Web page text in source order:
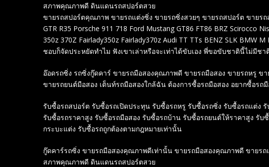
สภาพคุณภาพดี ดินแดนรถสปอร์ตสวย
ขายรถสปอร์ตคุณภาพ ขายรถแต่งซิ่ง ขายรถซิ่งสวยๆ ขายรถสปอร์ต ขายร
GTR R35 Porsche 911 718 Ford Mustang GT86 FT86 BRZ Scirocco
350z 370Z Fairlady350z Fairlady370z Audi TT TTs BENZ SLK BMW M
ชอบก็จัดประหยัดทำไม ฟังเขาเล่าหรือจะเท่าได้ขับเอง พี่ขอขับชาตินี้ไม่มีช
อ๊อดรถซิ่ง รถซิ่งกู๊ดคาร์ ขายรถมือสองคุณภาพดี ขายรถมือสอง ขายรถหรู ข
ขายรถยนต์มือสอง เต็นท์รถมือสองใกล้ฉัน ต้องการซื้อรถมือสอง อยากซื้อรถ
รับซื้อรถสปอร์ต รับซื้อรถเปิดประทุน รับซื้อรถหรู รับซื้อรถซิ่ง รับซื้อรถแต่ง
รับซื้อรถราคาสูง รับซื้อรถมือสอง รับซื้อรถบ้าน รับซื้อรถยนต์ให้ราคาสูง รับ
กระบะแต่ง รับซื้อรถถูกต้องตามกฎหมายเท่านั้น
กู๊ดคาร์รถซิ่ง ขายรถมือสองคุณภาพดีเท่านั้น ขายรถมือสองคุณภาพดี ขาย
สภาพคุณภาพดี ดินแดนรถสปอร์ตสวย